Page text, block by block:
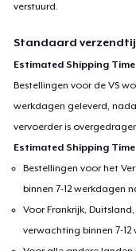
verstuurd.
Standaard
Estimated Shipping
Bestellingen voor de VS
werkdagen geleverd,
vervoerder is
Estimated Shipping
Bestellingen voor het
binnen 7-12 werkdagen
Voor Frankrijk,
verwachting binnen 7-